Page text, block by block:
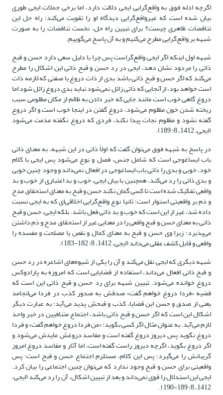
اگرچه ادله فوق به واقع‌گرایی ایجی دلالت دارد، اما برخی جملات ایجی طوری
بیان شده است که غیرواقع‌گرایی دیدگاه او را تقویت می‌کند؛ راه حل این
تناقضات ظاهری چیست؟ برای تبیین راه حل، نخست تناقضات را به صورت
شبهه بر واقع‌گرایی مطرح می‌کنیم و به آن پاسخ می‌گوییم.
شبهه اول اینکه اگر ایجی واقع‌گراست پس چرا با دلیل سعی دارد حسن و قبح
ذاتی را مردود نشان دهد، ایجی در رد حسن و قبح ذاتی این اشکال را مطرح
می‌کند که اگر حسن و قبح ذاتی باشد بدی از ذات دروغ یا صفتی که لازمه ذات
است خواهد بود، ازآنجایی که ذاتی زائل نمی‌شود نباید بدی دروغ زائل شود اما
دروغ گاهی خوب است مانند جایی که خبر دادن به ظالم از مکان مظلومی سبب
ریخته شدن خون مظلوم می‌شود، دروغ گفتن در اینجا خوب است و اگر دروغ
گفته نشود و مظلوم نجات پیدا نکند، فردی که دروغ نگفته مذمت می‌شود
(ایجی، 1412، 8: 189).
در پاسخ به شبهه فوق می‌توان گفت که اولاً ذاتی در این شبهه، به معنای ذاتی
باب ایساغوجی است که شامل جنس، فصل و نوع می‌شود پس ایجی با کلام
خود، خوبی و بدی را ذاتی باب ایساغوجی در افعال نمی‌داند و وجود چنین خوبی
و بدی ذاتی را رد می‌کند، همچنین با بیان ایجی، خوب و بد اعتباری از خوب و بد
واقعی تفکیک شده است تا کسی گمان نکند حسن و قبح به معنای استحقاق مدح
و ذم بر واقعیتی استوار است؛ ثانیا نوع واقع‌گرایی اخلاقی‌ای که به ایجی نسبت
داده شد، غیر از این است که خوب و بد ذاتی فعل باشد. بلکه ایجی، حسن و قبح
ذاتی به معنای حسن و قبح واقعی را در معنایی غیر از استحقاق مدح و ذم داشتن
می‌پذیرد؛ زیرا وی حسن و قبح به معنای کمال و نقص یا مصلحت و مفسده را
واقعی و قابل کشف عقلی می‌داند (ایجی، 1412، 8: 182-183).
شبهه دیگری که ایجی نقل می‌کند و آن را یکی از شیوه‌های اشاعره در رد حسن
و قبح ذاتی افعال می‌داند، استفاده از قضایایی است که امروزه به پارادوکس
دروغ خوانده می‌شود. تبیین شبهه برای رد حسن و قبح ذاتی این است که
قضیه «فردا دروغ خواهم گفت» صدقش به صدور کذب در فردا می‌انجامد
یعنی از صدق و حسن این قضایا، کذب و قبحش پدید می‌آید؛ به عبارت دیگر
اشکال این است که اگر حسن و قبح ذاتی باشد، اجتماع متنافیین در خبر واحد
لازم می‌آید. به عنوان مثال اگر کسی بگوید: «من فردا دروغ خواهم گفت» و فردا
دروغ نگوید پس دیروز دروغ گفته است و مفاسد دروغش عایدش می‌شود و
اگر دروغ بگوید، اگرچه دیروز راست گفته است، اما آثار و مفاسد دروغ امروز
گریبانش را می‌گیرد؛ پس این کلام، مستلزم اجتماع حسن و قبح است؛ پس
واقعیتی برای حسن و قبح وجود ندارد که می‌توان چنین اجتماعی را بیان کرد.
ایجی این استدلال را قوی نمی‌داند و بعد از تبیین اشکال، آن را رد می‌کند (ایجی،
1412، 8: 189-190).